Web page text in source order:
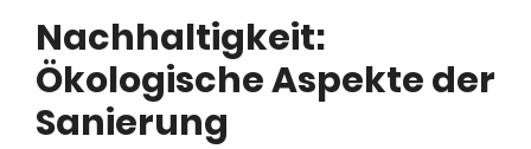
Nachhaltigkeit:
Ökologische Aspekte der
Sanierung